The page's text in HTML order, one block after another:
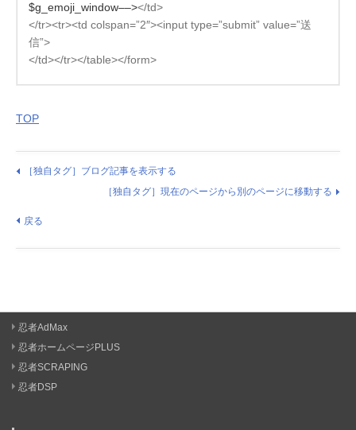
$g_emoji_window––></td>
</tr><tr><td colspan=”2″><input type=”submit” value=”送
信”>
</td></tr></table></form>
TOP
［独自タグ］ブログ記事を表示する
［独自タグ］現在のページから別のページに移動する
戻る
忍者AdMax
忍者ホームページPLUS
忍者SCRAPING
忍者DSP